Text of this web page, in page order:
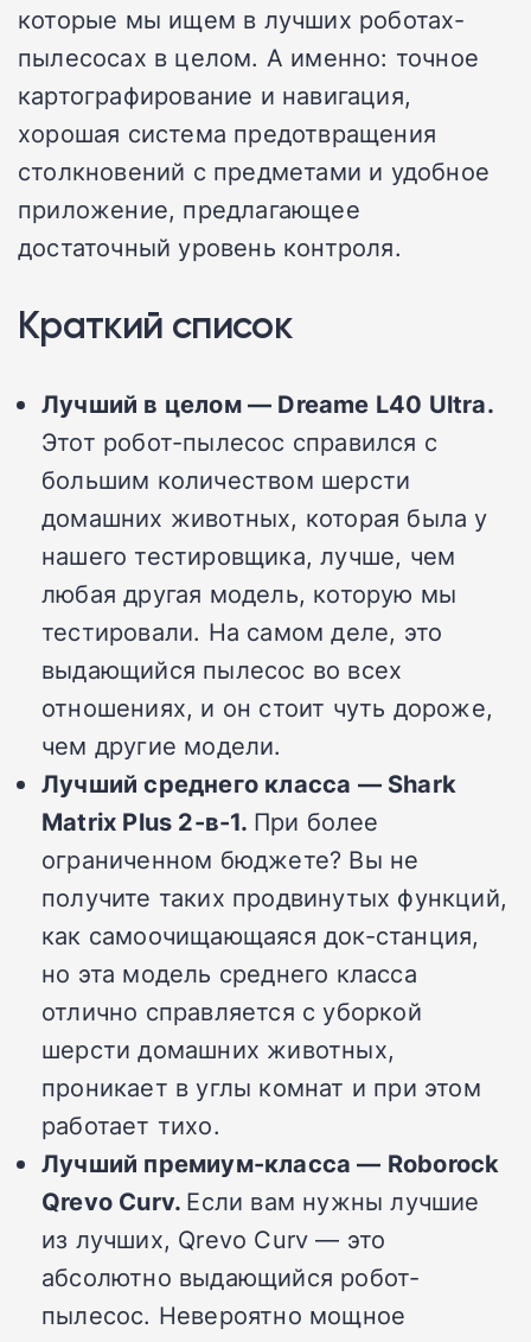
которые мы ищем в лучших роботах-
пылесосах в целом. А именно: точное
картографирование и навигация,
хорошая система предотвращения
столкновений с предметами и удобное
приложение, предлагающее
достаточный уровень контроля.
Краткий список
Лучший в целом — Dreame L40 Ultra.
Этот робот-пылесос справился с
большим количеством шерсти
домашних животных, которая была у
нашего тестировщика, лучше, чем
любая другая модель, которую мы
тестировали. На самом деле, это
выдающийся пылесос во всех
отношениях, и он стоит чуть дороже,
чем другие модели.
Лучший среднего класса — Shark
Matrix Plus 2-в-1. При более
ограниченном бюджете? Вы не
получите таких продвинутых функций,
как самоочищающаяся док-станция,
но эта модель среднего класса
отлично справляется с уборкой
шерсти домашних животных,
проникает в углы комнат и при этом
работает тихо.
Лучший премиум-класса — Roborock
Qrevo Curv. Если вам нужны лучшие
из лучших, Qrevo Curv — это
абсолютно выдающийся робот-
пылесос. Невероятно мощное